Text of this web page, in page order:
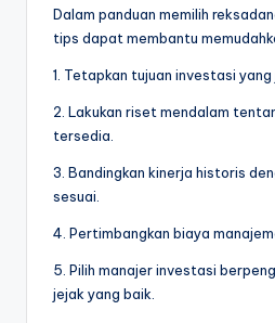
Dalam panduan memilih
tips dapat membantu
1. Tetapkan tujuan investasi yang
2. Lakukan riset mendalam
tersedia.
3. Bandingkan kinerja historis
sesuai.
4. Pertimbangkan biaya
5. Pilih manajer investasi
jejak yang baik.